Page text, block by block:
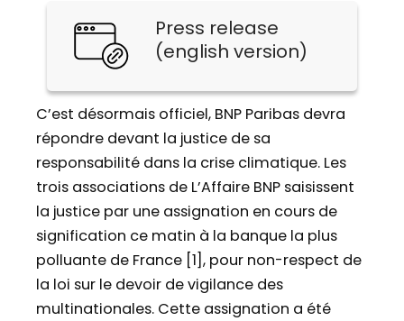
Press release
(english version)
C’est désormais officiel, BNP Paribas devra
répondre devant la justice de sa
responsabilité dans la crise climatique. Les
trois associations de L’Affaire BNP saisissent
la justice par une assignation en cours de
signification ce matin à la banque la plus
polluante de France [1], pour non-respect de
la loi sur le devoir de vigilance des
multinationales. Cette assignation a été